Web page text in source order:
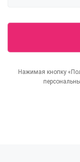
Нажимая кнопку